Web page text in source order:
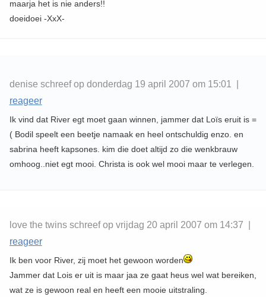
maarja het is nie anders!!
doeidoei -XxX-
denise schreef op donderdag 19 april 2007 om 15:01 |
reageer
Ik vind dat River egt moet gaan winnen, jammer dat Loïs eruit is =
( Bodil speelt een beetje namaak en heel ontschuldig enzo. en
sabrina heeft kapsones. kim die doet altijd zo die wenkbrauw
omhoog..niet egt mooi. Christa is ook wel mooi maar te verlegen.
love the twins schreef op vrijdag 20 april 2007 om 14:37 |
reageer
Ik ben voor River, zij moet het gewoon worden
Jammer dat Lois er uit is maar jaa ze gaat heus wel wat bereiken,
wat ze is gewoon real en heeft een mooie uitstraling.